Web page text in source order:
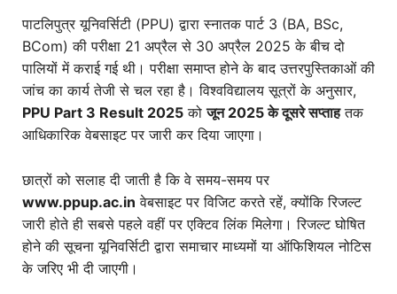
पाटलिपुत्र यूनिवर्सिटी (PPU) द्वारा स्नातक पार्ट 3 (BA, BSc,
BCom) की परीक्षा 21 अप्रैल से 30 अप्रैल 2025 के बीच दो
पालियों में कराई गई थी। परीक्षा समाप्त होने के बाद उत्तरपुस्तिकाओं की
जांच का कार्य तेजी से चल रहा है। विश्वविद्यालय सूत्रों के अनुसार,
PPU Part 3 Result 2025 कोजून 2025 के दूसरे सप्ताहतक
आधिकारिक वेबसाइट पर जारी कर दिया जाएगा।
छात्रों को सलाह दी जाती है कि वे समय-समय पर
www.ppup.ac.in वेबसाइट पर विजिट करते रहें, क्योंकि रिजल्ट
जारी होते ही सबसे पहले वहीं पर एक्टिव लिंक मिलेगा। रिजल्ट घोषित
होने की सूचना यूनिवर्सिटी द्वारा समाचार माध्यमों या ऑफिशियल नोटिस
के जरिए भी दी जाएगी।